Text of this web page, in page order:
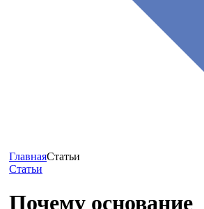
ГлавнаяСтатьи
Статьи
Почему основание